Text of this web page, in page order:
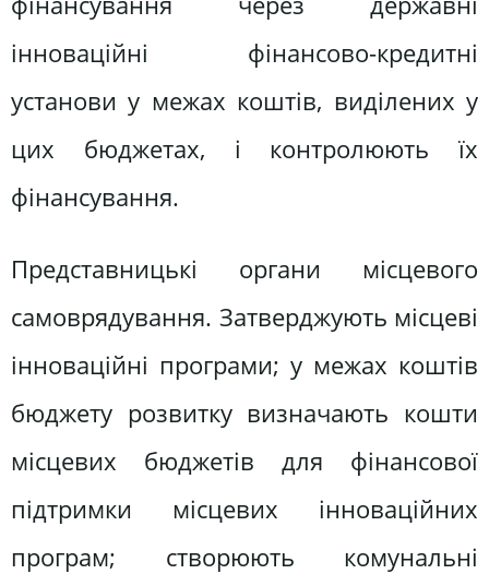
інноваційні фінансово-кредитні
установи у межах коштів, виділених у
цих бюджетах, і контролюють їх
фінансування.
Представницькі органи місцевого
самоврядування. Затверджують місцеві
інноваційні програми; у межах коштів
бюджету розвитку визначають кошти
місцевих бюджетів для фінансової
підтримки місцевих інноваційних
програм; створюють комунальні